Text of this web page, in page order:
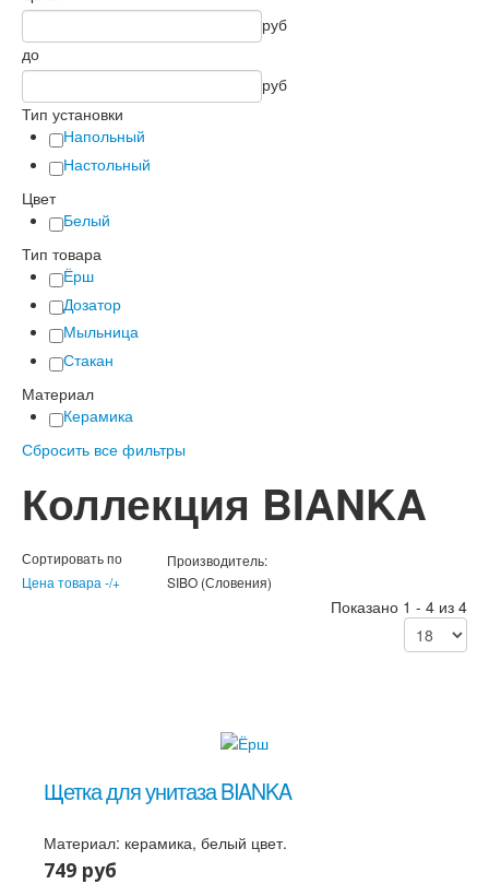
руб
до
руб
Тип установки
Напольный
Настольный
Цвет
Белый
Тип товара
Ёрш
Дозатор
Мыльница
Стакан
Материал
Керамика
Сбросить все фильтры
Коллекция BIANKA
Сортировать по
Цена товара -/+
Производитель:
SIBO (Словения)
Показано 1 - 4 из 4
Щетка для унитаза BIANKA
Материал: керамика, белый цвет.
749 руб